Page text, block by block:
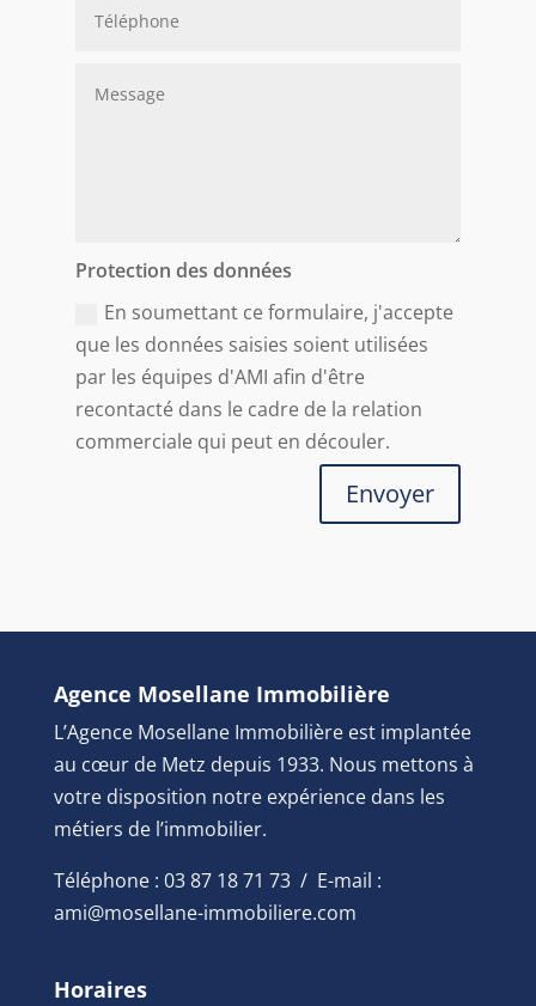
Protection des données
En soumettant ce formulaire, j'accepte
que les données saisies soient utilisées
par les équipes d'AMI afin d'être
recontacté dans le cadre de la relation
commerciale qui peut en découler.
Envoyer
Agence Mosellane Immobilière
L’Agence Mosellane Immobilière est implantée
au cœur de Metz depuis 1933. Nous mettons à
votre disposition notre expérience dans les
métiers de l’immobilier.
Téléphone : 03 87 18 71 73 / E-mail :
ami@mosellane-immobiliere.com
Horaires